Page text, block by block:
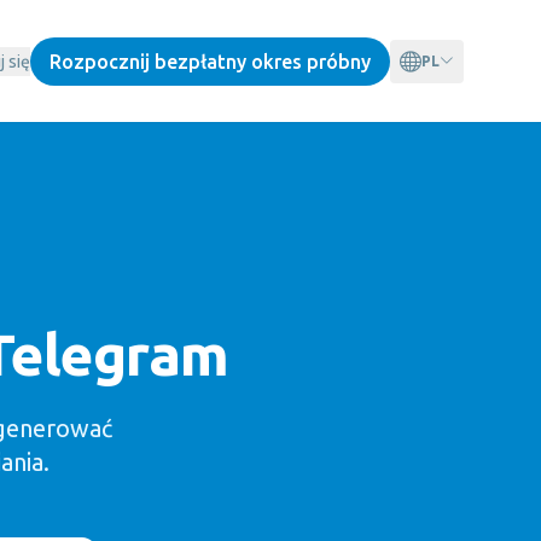
się Rozpocznij bezpłatny okres próbny PL